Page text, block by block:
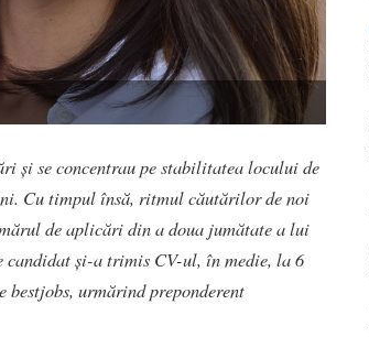
și se concentrau pe stabilitatea locului de
Cu timpul însă, ritmul căutărilor de noi
de aplicări din a doua jumătate a lui
candidat și-a trimis CV-ul, în medie, la 6
urmărind preponderent